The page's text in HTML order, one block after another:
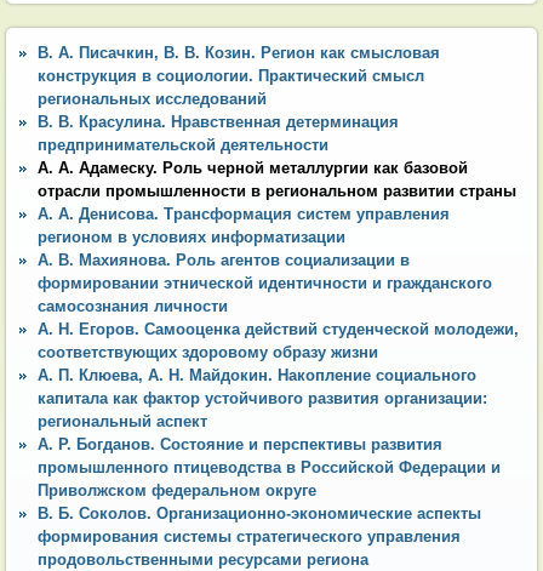
В. А. Писачкин, В. В. Козин. Регион как смысловая
конструкция в социологии. Практический смысл
региональных исследований
В. В. Красулина. Нравственная детерминация
предпринимательской деятельности
А. А. Адамеску. Роль черной металлургии как базовой
отрасли промышленности в региональном развитии страны
А. А. Денисова. Трансформация систем управления
регионом в условиях информатизации
А. В. Махиянова. Роль агентов социализации в
формировании этнической идентичности и гражданского
самосознания личности
А. Н. Егоров. Самооценка действий студенческой молодежи,
соответствующих здоровому образу жизни
А. П. Клюева, А. Н. Майдокин. Накопление социального
капитала как фактор устойчивого развития организации:
региональный аспект
А. Р. Богданов. Состояние и перспективы развития
промышленного птицеводства в Российской Федерации и
Приволжском федеральном округе
В. Б. Соколов. Организационно-экономические аспекты
формирования системы стратегического управления
продовольственными ресурсами региона